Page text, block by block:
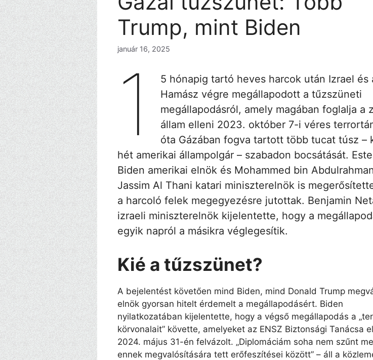
Trump, mint Biden
január 16, 2025
1
5 hónapig tartó heves harcok után Izrael és
Hamász végre megállapodott a tűzszüneti
megállapodásról, amely magában foglalja a
állam elleni 2023. október 7-i véres
óta Gázában fogva tartott több tucat túsz –
hét amerikai állampolgár – szabadon bocsátását.
Biden amerikai elnök és Mohammed bin
Jassim Al Thani katari miniszterelnök is
a harcoló felek megegyezésre jutottak. Benjamin
izraeli miniszterelnök kijelentette, hogy a
egyik napról a másikra véglegesítik.
Kié a tűzszünet?
A bejelentést követően mind Biden, mind Donald Trump
elnök gyorsan hitelt érdemelt a megállapodásért. Biden
nyilatkozatában kijelentette, hogy a végső megállapodás a
körvonalait” követte, amelyeket az ENSZ Biztonsági Tanácsa
2024. május 31-én felvázolt. „Diplomáciám soha nem szűnt
ennek megvalósítására tett erőfeszítései között” – áll a